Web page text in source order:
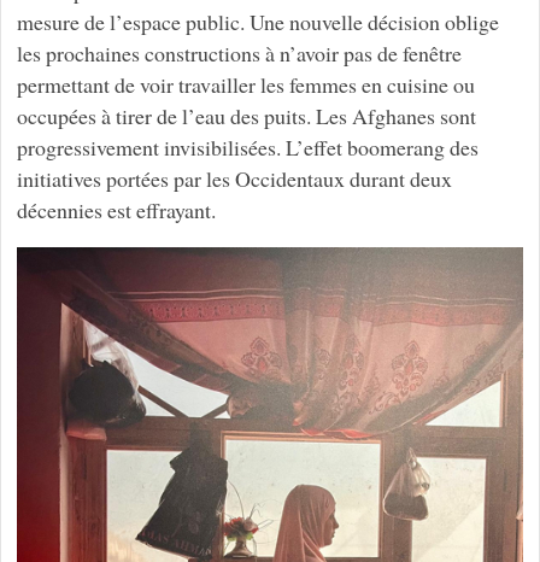
mesure de l’espace public. Une nouvelle décision oblige
les prochaines constructions à n’avoir pas de fenêtre
permettant de voir travailler les femmes en cuisine ou
occupées à tirer de l’eau des puits. Les Afghanes sont
progressivement invisibilisées. L’effet boomerang des
initiatives portées par les Occidentaux durant deux
décennies est effrayant.